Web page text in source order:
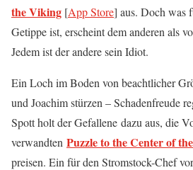
the Viking [App Store] aus. Doch was
Getippe ist, erscheint dem anderen als
Jedem ist der andere sein Idiot.
Ein Loch im Boden von beachtlicher
und Joachim stürzen – Schadenfreude
Spott holt der Gefallene dazu aus, die
verwandten Puzzle to the Center of
preisen. Ein für den Stromstock-Chef